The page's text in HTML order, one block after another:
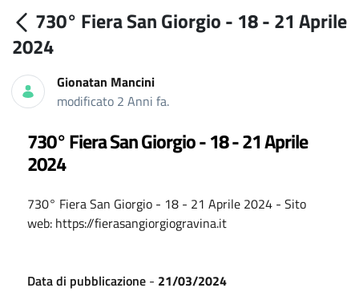
730° Fiera San Giorgio - 18 - 21 Aprile
2024
Gionatan Mancini
modificato 2 Anni fa.
730° Fiera San Giorgio - 18 - 21 Aprile
2024
730° Fiera San Giorgio - 18 - 21 Aprile 2024 - Sito
web: https://fierasangiorgiogravina.it
Data di pubblicazione- 21/03/2024